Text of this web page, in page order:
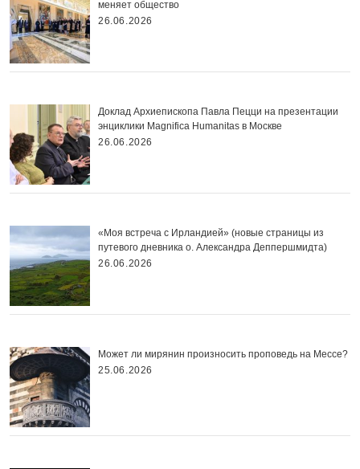
меняет общество
26.06.2026
Доклад Архиепископа Павла Пецци на презентации
энциклики Magnifica Нumanitas в Москве
26.06.2026
«Моя встреча с Ирландией» (новые страницы из
путевого дневника о. Александра Деппершмидта)
26.06.2026
Может ли мирянин произносить проповедь на Мессе?
25.06.2026